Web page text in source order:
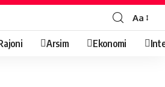
Aa
Arsim Ekonomi